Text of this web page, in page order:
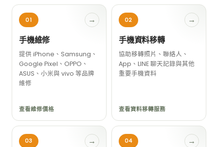
01
→
手機維修
提供 iPhone、Samsung、
Google Pixel、OPPO、
ASUS、小米與 vivo 等品牌
維修
查看維修價格
02
→
手機資料移轉
協助移轉照片、聯絡人、
App、LINE 聊天記錄與其他
重要手機資料
查看資料移轉服務
03
→
04
→